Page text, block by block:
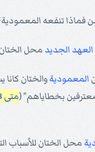
العهد الجديد محل
المعموديةوالختان
بخطاياهم" (متى 3: 5
محل الختان للأسباب